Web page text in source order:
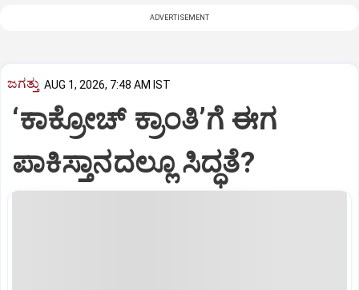
ADVERTISEMENT
ಜಗತ್ತು AUG 1, 2026, 7:48 AM IST
‘ಕಾಕ್ರೋಚ್ ಕ್ರಾಂತಿ’ಗೆ ಈಗ
ಪಾಕಿಸ್ತಾನದಲ್ಲೂ ಸಿದ್ಧತೆ?